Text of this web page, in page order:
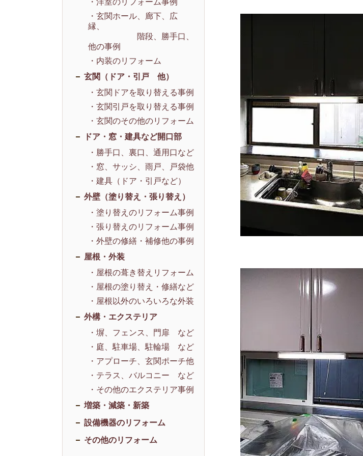
・玄関ホール、廊下、広
縁、
階段、勝手口、
他の事例
・内装のリフォーム
玄関（ドア・引戸 他）
・玄関ドアを取り替える事例
・玄関引戸を取り替える事例
・玄関のその他のリフォーム
ドア・窓・建具など開口部
・勝手口、裏口、通用口など
・窓、サッシ、雨戸、戸袋他
・建具（ドア・引戸など）
外壁（塗り替え・張り替え）
・塗り替えのリフォーム事例
・張り替えのリフォーム事例
・外壁の修繕・補修他の事例
屋根・外装
・屋根の葺き替えリフォーム
・屋根の塗り替え・修繕など
・屋根以外のいろいろな外装
外構・エクステリア
・塀、フェンス、門扉 など
・庭、駐車場、駐輪場 など
・アプローチ、玄関ポーチ他
・テラス、バルコニー など
・その他のエクステリア事例
増築・減築・新築
設備機器のリフォーム
その他のリフォーム